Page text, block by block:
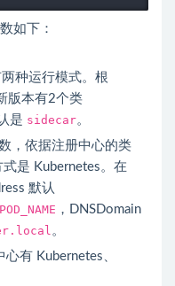
如下：
种运行模式。根
版本有2个类
是 sidecar。
，依据注册中心的类
是 Kubernetes。在
默认
POD_NAME ，DNSDomain
。
有 Kubernetes、